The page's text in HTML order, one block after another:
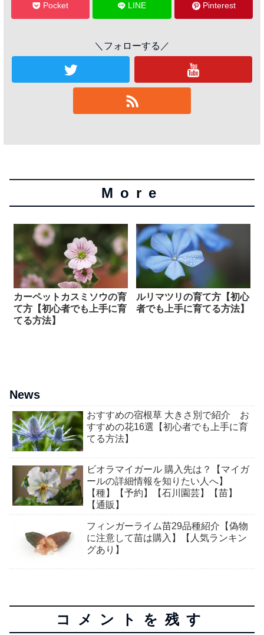
Pocket LINE Pinterest
＼フォローする／
More
カーペットカスミソウの育
て方【初心者でも上手に育
てる方法】
ルリマツリの育て方【初心
者でも上手に育てる方法】
News
おすすめの宿根草 大きさ別で紹介 お
すすめの花16選【初心者でも上手に育
てる方法】
ビオラマイガール 購入先は？【マイガ
ールの詳細情報を知りたい人へ】
【種】【予約】【石川園芸】【苗】
【通販】
フィンガーライム苗29品種紹介【偽物
に注意して苗は購入】【人気ランキン
グあり】
コメントを残す